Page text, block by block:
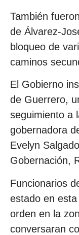
También
de Álvarez-
bloqueo de
caminos
El Gobierno
de Guerrero,
seguimiento a
gobernadora
Evelyn
Gobernación,
Funcionarios
estado en
orden en la
conversaran